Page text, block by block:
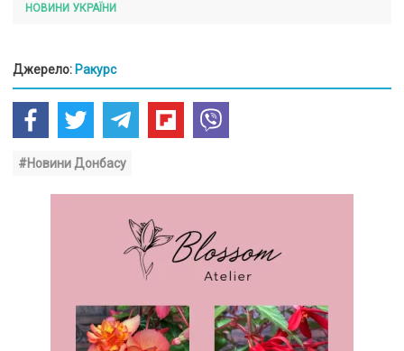
НОВИНИ УКРАЇНИ
Джерело: Ракурс
#Новини Донбасу